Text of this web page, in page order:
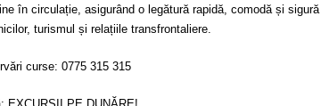
în circulație, asigurând o legătură rapidă, comodă și
turismul și relațiile transfrontaliere.
curse: 0775 315 315